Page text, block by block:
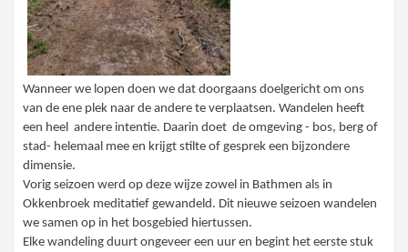
Wanneer we lopen doen we dat doorgaans doelgericht om ons
van de ene plek naar de andere te verplaatsen. Wandelen heeft
een heel andere intentie. Daarin doet de omgeving - bos, berg of
stad- helemaal mee en krijgt stilte of gesprek een bijzondere
dimensie.
Vorig seizoen werd op deze wijze zowel in Bathmen als in
Okkenbroek meditatief gewandeld. Dit nieuwe seizoen wandelen
we samen op in het bosgebied hiertussen.
Elke wandeling duurt ongeveer een uur en begint het eerste stuk